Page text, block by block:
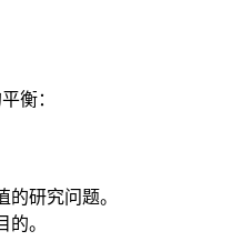
衡：
研究问题。
。